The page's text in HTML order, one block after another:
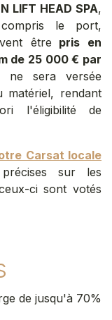
LIFT HEAD SPA,
le port,
être pris en
de 25 000 € par
ne sera versée
matériel, rendant
l'éligibilité de
Carsat locale
sur les
ci sont votés
de jusqu'à 70%